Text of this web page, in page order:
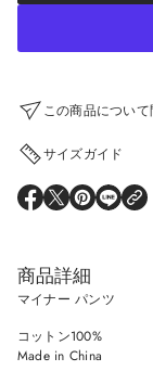
この商品につい
サイズガイド
O
S
I
N
A
E
W
O
S
I
N
A
E
W
O
S
I
N
A
E
W
O
N
A
E
W
商品詳細
マイナー パンツ
コットン100%
Made in China